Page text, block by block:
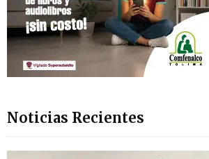
Noticias Recientes